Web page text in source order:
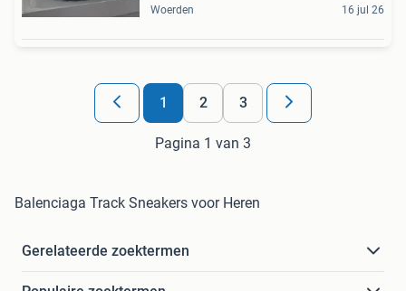
Woerden 16 jul 26
1 2 3
Pagina 1 van 3
Balenciaga Track Sneakers voor Heren
Gerelateerde zoektermen